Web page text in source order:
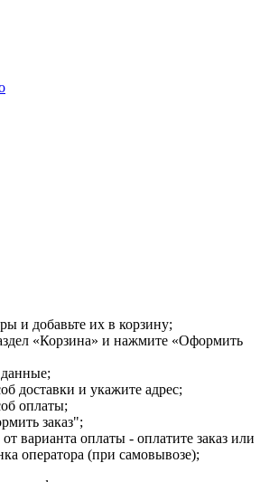
и добавьте их в корзину;
«Корзина» и нажмите «Оформить
доставки и укажите адрес;
оплаты;
заказ";
варианта оплаты - оплатите заказ или
оператора (при самовывозе);